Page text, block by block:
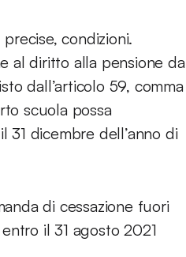
condizioni.
al diritto alla pensione da
dall’articolo 59, comma
scuola possa
dicembre dell’anno di
di cessazione fuori
il 31 agosto 2021